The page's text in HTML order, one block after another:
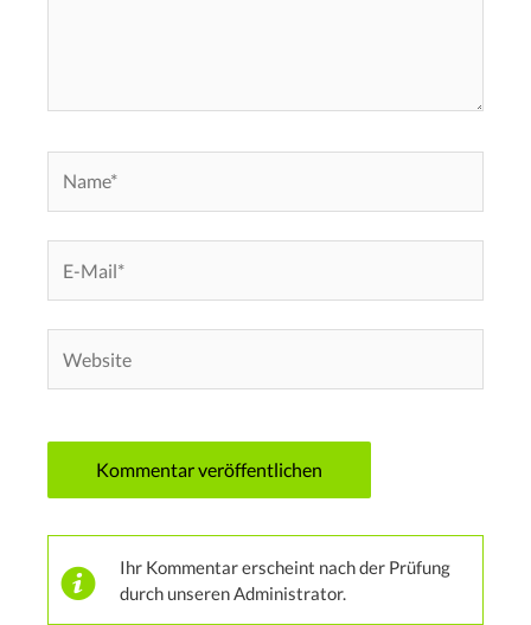
Mail*
Ihr Kommentar erscheint nach der Prüfung
durch unseren Administrator.